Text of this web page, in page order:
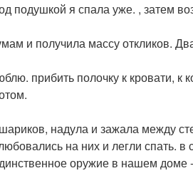
подушкой я спала уже. , затем
и получила массу откликов.
прибить полочку к кровати, к
надула и зажала между
на них и легли спать. в
оружие в нашем доме